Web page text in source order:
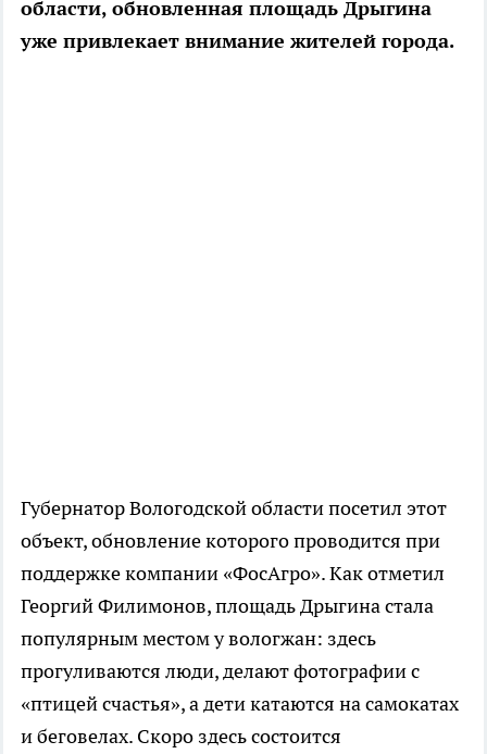
области, обновленная площадь Дрыгина
уже привлекает внимание жителей города.
Губернатор Вологодской области посетил этот
объект, обновление которого проводится при
поддержке компании «ФосАгро». Как отметил
Георгий Филимонов, площадь Дрыгина стала
популярным местом у вологжан: здесь
прогуливаются люди, делают фотографии с
«птицей счастья», а дети катаются на самокатах
и беговелах. Скоро здесь состоится